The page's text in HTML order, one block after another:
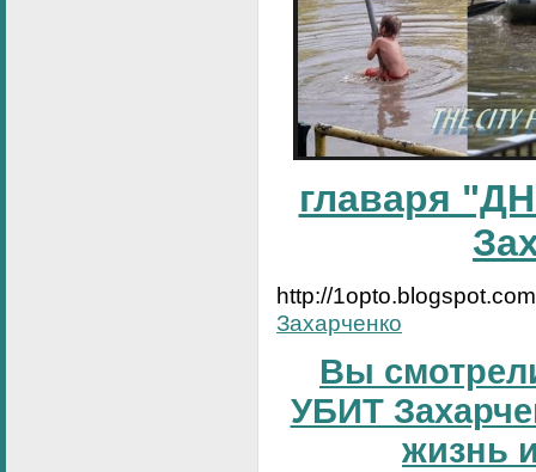
главаря
http://
Захарченко
Вы
УБИТ
жизнь